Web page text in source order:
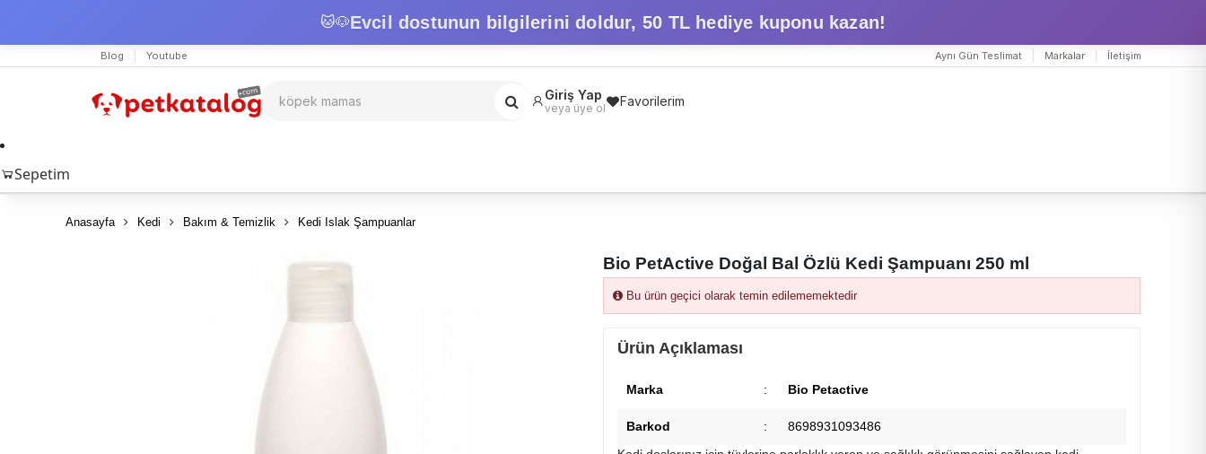
🐱🐶Evcil dostunun bilgilerini doldur, 50 TL hediye kuponu kazan!
Blog Youtube Aynı Gün Teslimat Markalar İletişim
Giriş Yap
veya üye ol Favorilerim
Sepetim
Anasayfa Kedi Bakım & Temizlik Kedi Islak Şampuanlar
Bio PetActive Doğal Bal Özlü Kedi Şampuanı 250 ml
Bu ürün geçici olarak temin edilememektedir
Ürün Açıklaması
Marka : Bio Petactive
Barkod :
8698931093486